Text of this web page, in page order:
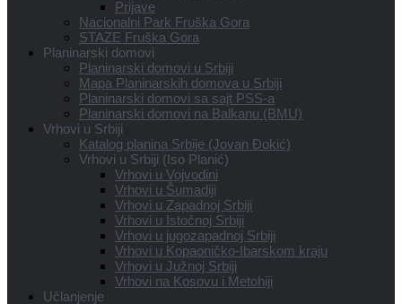
Prijave
Nacionalni Park Fruška Gora
STAZE Fruška Gora
Planinarski domovi
Planinarski domovi u Srbiji
Mapa Planinarskih domova u Srbiji
Planinarski domovi sa sajt PSS-a
Planinarski domovi na Balkanu (BMU)
Vrhovi u Srbiji
Katalog planina Srbije (Jovan Đokić)
Vrhovi u Srbiji (Iso Planić)
Vrhovi u Vojvodini
Vrhovi u Šumadiji
Vrhovi u Zapadnoj Srbiji
Vrhovi u Istočnoj Srbiji
Vrhovi u jugozapadnoj Srbiji
Vrhovi u Kopaoničko-Ibarskom kraju
Vrhovi u Južnoj Srbiji
Vrhovi na Kosovu i Metohiji
Učlanjenje